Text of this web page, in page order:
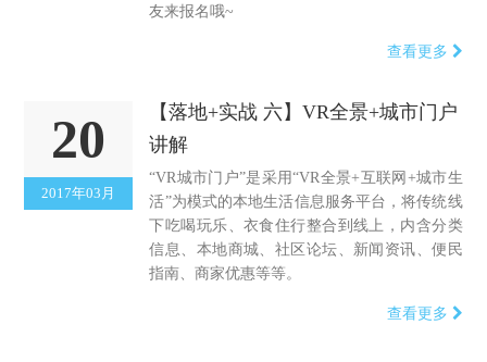
友来报名哦~
查看更多
20
2017年03月
【落地+实战 六】VR全景+城市门户
讲解
“VR城市门户”是采用“VR全景+互联网+城市生
活”为模式的本地生活信息服务平台，将传统线
下吃喝玩乐、衣食住行整合到线上，内含分类
信息、本地商城、社区论坛、新闻资讯、便民
指南、商家优惠等等。
查看更多